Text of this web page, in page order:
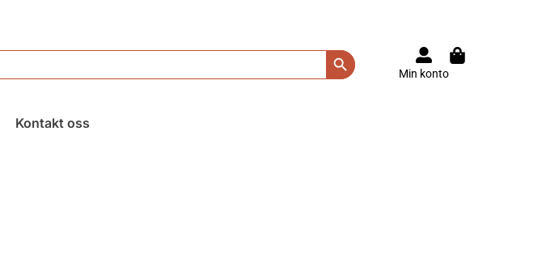
Search Button
Min konto
Kontakt oss